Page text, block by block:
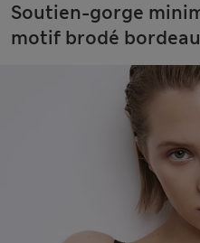
Soutien-gorge
motif brodé